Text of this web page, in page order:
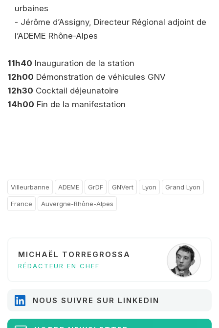
urbaines
- Jérôme d’Assigny, Directeur Régional adjoint de
l’ADEME Rhône-Alpes
11h40 Inauguration de la station
12h00 Démonstration de véhicules GNV
12h30 Cocktail déjeunatoire
14h00 Fin de la manifestation
Villeurbanne ADEME GrDF GNVert Lyon Grand Lyon
France Auvergne-Rhône-Alpes
MICHAËL TORREGROSSA
RÉDACTEUR EN CHEF
NOUS SUIVRE SUR LINKEDIN